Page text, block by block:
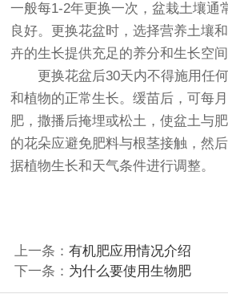
一般每1-2年更换一次，盆栽土壤通
良好。更换花盆时，选择营养土壤和
卉的生长提供充足的养分和生长空间
更换花盆后30天内不得施用任何
和植物的正常生长。缓苗后，可每
肥，撒播后掩埋或松土，使盆土与
的花朵应避免肥料与根茎接触，然
据植物生长和天气条件进行调整。
上一条： 有机肥应用情况介绍
下一条： 为什么要使用生物肥